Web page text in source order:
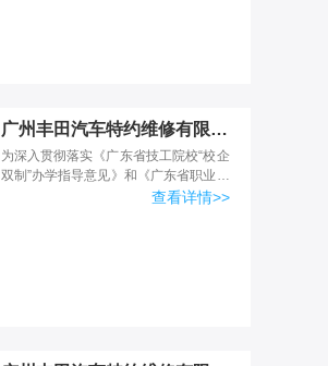
广州丰田汽车特约维修有限公司校内实习基地 简介
为深入贯彻落实《广东省技工院校“校企
双制”办学指导意见》和《广东省职业技
术教育改革发展规划纲要（2011－
查看详情>>